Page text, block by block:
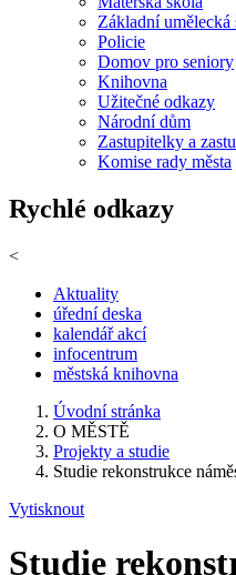
Základní umělecká
Policie
Domov pro seniory
Knihovna
Užitečné odkazy
Národní dům
Zastupitelky a
Komise rady města
Rychlé odkazy
<
Aktuality
úřední deska
kalendář akcí
infocentrum
městská knihovna
Úvodní stránka
O MĚSTĚ
Projekty a studie
Studie rekonstrukce
Vytisknout
Studie